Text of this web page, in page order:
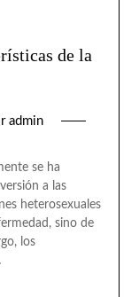
de la
admin
se ha
a las
heterosexuales
sino de
los